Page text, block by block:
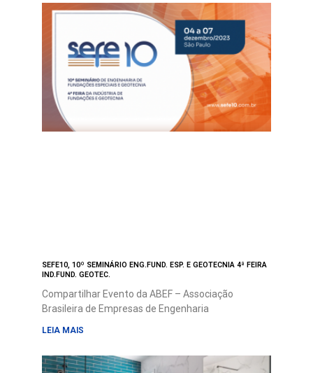
SEFE10, 10º SEMINÁRIO ENG.FUND. ESP. E GEOTECNIA 4ª FEIRA
IND.FUND. GEOTEC.
Compartilhar Evento da ABEF – Associação
Brasileira de Empresas de Engenharia
LEIA MAIS